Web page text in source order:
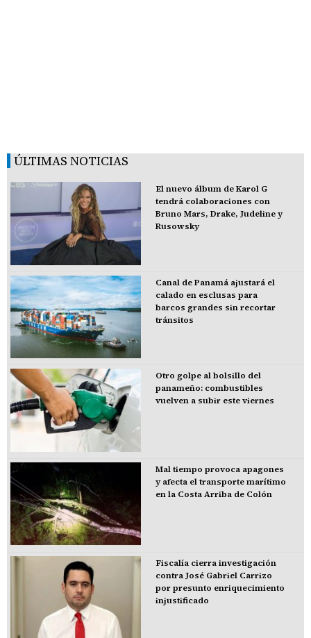
ÚLTIMAS NOTICIAS
El nuevo álbum de Karol G
tendrá colaboraciones con
Bruno Mars, Drake, Judeline y
Rusowsky
Canal de Panamá ajustará el
calado en esclusas para
barcos grandes sin recortar
tránsitos
Otro golpe al bolsillo del
panameño: combustibles
vuelven a subir este viernes
Mal tiempo provoca apagones
y afecta el transporte marítimo
en la Costa Arriba de Colón
Fiscalía cierra investigación
contra José Gabriel Carrizo
por presunto enriquecimiento
injustificado